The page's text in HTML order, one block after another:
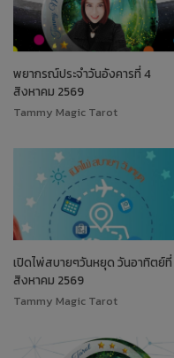
พยากรณ์ประจำวันอังคารที่ 4
สิงหาคม 2569
Tammy Magic Tarot
เปิดไพ่สบายๆวันหยุด วันอาทิตย์ที่
สิงหาคม 2569
Tammy Magic Tarot